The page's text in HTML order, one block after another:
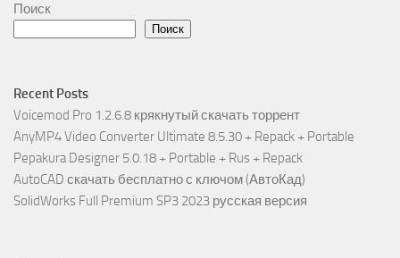
Поиск
Поиск
Recent Posts
Voicemod Pro 1.2.6.8 крякнутый скачать торрент
AnyMP4 Video Converter Ultimate 8.5.30 + Repack + Portable
Pepakura Designer 5.0.18 + Portable + Rus + Repack
AutoCAD скачать бесплатно с ключом (АвтоКад)
SolidWorks Full Premium SP3 2023 русская версия